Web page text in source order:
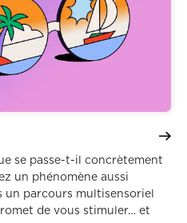
se passe-t-il concrètement
un phénomène aussi
un parcours multisensoriel
de vous stimuler… et